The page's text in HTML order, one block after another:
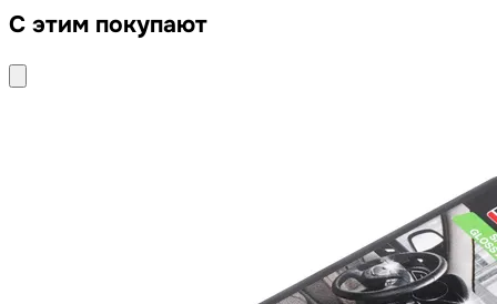
С этим покупают